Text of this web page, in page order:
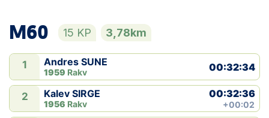
M60 15 KP 3,78km
1 Andres SUNE
1959 Rakv 00:32:34
2 Kalev SIRGE
1956 Rakv
00:32:36
+00:02